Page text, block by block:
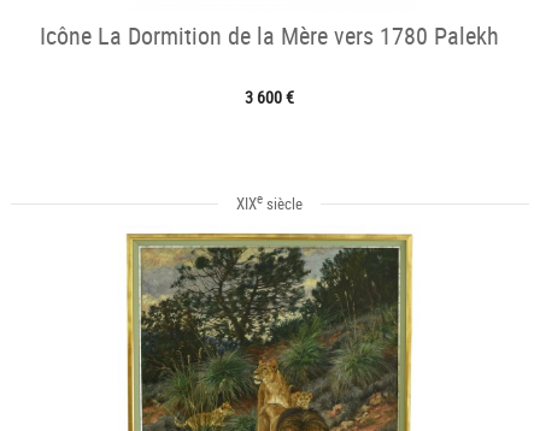
Icône La Dormition de la Mère vers 1780 Palekh
3 600 €
XIXe siècle